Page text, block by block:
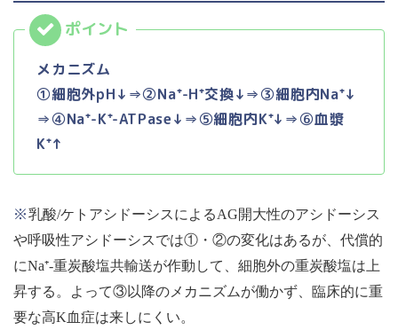
メカニズム
①細胞外pH↓⇒②Na⁺-H⁺交換↓⇒③細胞内Na⁺↓
⇒④Na⁺-K⁺-ATPase↓⇒⑤細胞内K⁺↓⇒⑥血漿
K⁺↑
※乳酸/ケトアシドーシスによるAG開大性のアシドーシス
や呼吸性アシドーシスでは①・②の変化はあるが、代償的
にNa⁺-重炭酸塩共輸送が作動して、細胞外の重炭酸塩は上
昇する。よって③以降のメカニズムが働かず、臨床的に重
要な高K血症は来しにくい。